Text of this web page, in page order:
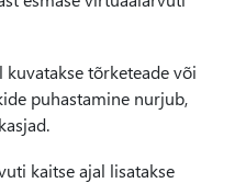
tõrketeade või
puhastamine nurjub,
kaitse ajal lisatakse